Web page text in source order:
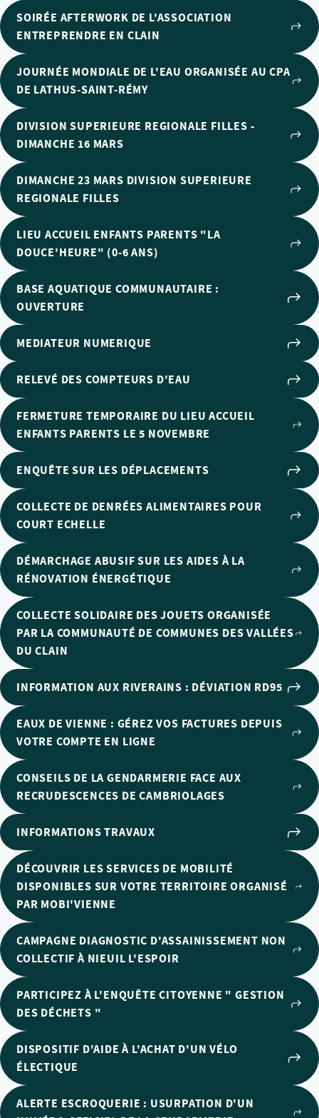
SOIRÉE AFTERWORK DE L'ASSOCIATION
ENTREPRENDRE EN CLAIN
JOURNÉE MONDIALE DE L'EAU ORGANISÉE AU CPA
DE LATHUS-SAINT-RÉMY
DIVISION SUPERIEURE REGIONALE FILLES -
DIMANCHE 16 MARS
DIMANCHE 23 MARS DIVISION SUPERIEURE
REGIONALE FILLES
LIEU ACCUEIL ENFANTS PARENTS "LA
DOUCE'HEURE" (0-6 ANS)
BASE AQUATIQUE COMMUNAUTAIRE :
OUVERTURE
MEDIATEUR NUMERIQUE
RELEVÉ DES COMPTEURS D'EAU
FERMETURE TEMPORAIRE DU LIEU ACCUEIL
ENFANTS PARENTS LE 5 NOVEMBRE
ENQUÊTE SUR LES DÉPLACEMENTS
COLLECTE DE DENRÉES ALIMENTAIRES POUR
COURT ECHELLE
DÉMARCHAGE ABUSIF SUR LES AIDES À LA
RÉNOVATION ÉNERGÉTIQUE
COLLECTE SOLIDAIRE DES JOUETS ORGANISÉE
PAR LA COMMUNAUTÉ DE COMMUNES DES VALLÉES
DU CLAIN
INFORMATION AUX RIVERAINS : DÉVIATION RD95
EAUX DE VIENNE : GÉREZ VOS FACTURES DEPUIS
VOTRE COMPTE EN LIGNE
CONSEILS DE LA GENDARMERIE FACE AUX
RECRUDESCENCES DE CAMBRIOLAGES
INFORMATIONS TRAVAUX
DÉCOUVRIR LES SERVICES DE MOBILITÉ
DISPONIBLES SUR VOTRE TERRITOIRE ORGANISÉ
PAR MOBI'VIENNE
CAMPAGNE DIAGNOSTIC D'ASSAINISSEMENT NON
COLLECTIF À NIEUIL L'ESPOIR
PARTICIPEZ À L'ENQUÊTE CITOYENNE " GESTION
DES DÉCHETS "
DISPOSITIF D'AIDE À L'ACHAT D'UN VÉLO
ÉLECTIQUE
ALERTE ESCROQUERIE : USURPATION D'UN